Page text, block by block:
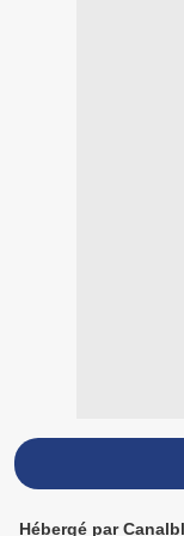
Hébergé par